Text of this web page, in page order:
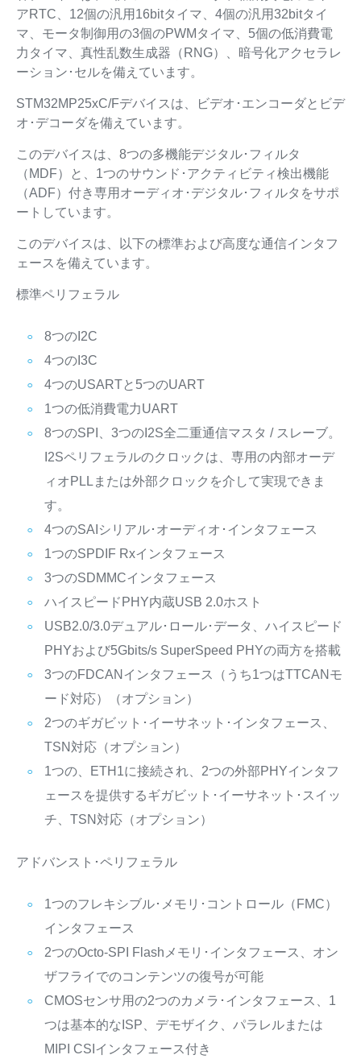
アRTC、12個の汎用16bitタイマ、4個の汎用32bitタイ
マ、モータ制御用の3個のPWMタイマ、5個の低消費電
力タイマ、真性乱数生成器（RNG）、暗号化アクセラレ
ーション･セルを備えています。
STM32MP25xC/Fデバイスは、ビデオ･エンコーダとビデ
オ･デコーダを備えています。
このデバイスは、8つの多機能デジタル･フィルタ
（MDF）と、1つのサウンド･アクティビティ検出機能
（ADF）付き専用オーディオ･デジタル･フィルタをサポ
ートしています。
このデバイスは、以下の標準および高度な通信インタフ
ェースを備えています。
標準ペリフェラル
8つのI2C
4つのI3C
4つのUSARTと5つのUART
1つの低消費電力UART
8つのSPI、3つのI2S全二重通信マスタ / スレーブ。
I2Sペリフェラルのクロックは、専用の内部オーデ
ィオPLLまたは外部クロックを介して実現できま
す。
4つのSAIシリアル･オーディオ･インタフェース
1つのSPDIF Rxインタフェース
3つのSDMMCインタフェース
ハイスピードPHY内蔵USB 2.0ホスト
USB2.0/3.0デュアル･ロール･データ、ハイスピード
PHYおよび5Gbits/s SuperSpeed PHYの両方を搭載
3つのFDCANインタフェース（うち1つはTTCANモ
ード対応）（オプション）
2つのギガビット･イーサネット･インタフェース、
TSN対応（オプション）
1つの、ETH1に接続され、2つの外部PHYインタフ
ェースを提供するギガビット･イーサネット･スイッ
チ、TSN対応（オプション）
アドバンスト･ペリフェラル
1つのフレキシブル･メモリ･コントロール（FMC）
インタフェース
2つのOcto-SPI Flashメモリ･インタフェース、オン
ザフライでのコンテンツの復号が可能
CMOSセンサ用の2つのカメラ･インタフェース、1
つは基本的なISP、デモザイク、パラレルまたは
MIPI CSIインタフェース付き